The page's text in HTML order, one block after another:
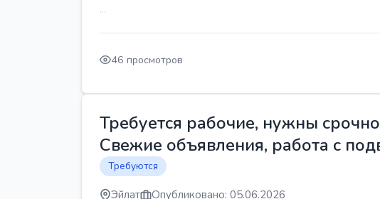
...
46 просмотров
Требуется рабочие, нужны
Свежие объявления, работа с
Требуются
Эйлат Опубликовано: 05.06.2026